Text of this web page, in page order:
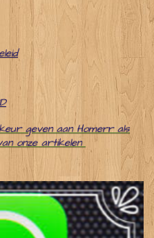
geven aan Homerr als
onze artikelen